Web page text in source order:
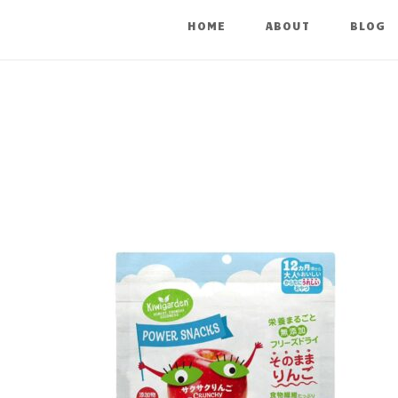
HOME ABOUT BLOG